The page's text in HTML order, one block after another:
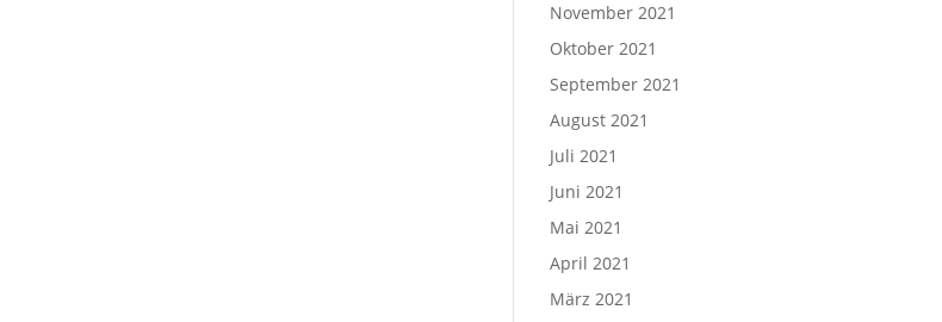
November 2021
Oktober 2021
September 2021
August 2021
Juli 2021
Juni 2021
Mai 2021
April 2021
März 2021